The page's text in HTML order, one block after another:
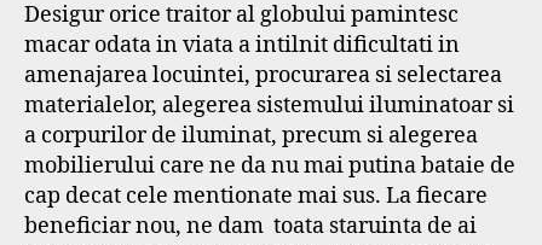
Desigur orice traitor al globului pamintesc
macar odata in viata a intilnit dificultati in
amenajarea locuintei, procurarea si selectarea
materialelor, alegerea sistemului iluminatoar si
a corpurilor de iluminat, precum si alegerea
mobilierului care ne da nu mai putina bataie de
cap decat cele mentionate mai sus. La fiecare
beneficiar nou, ne dam toata staruinta de ai